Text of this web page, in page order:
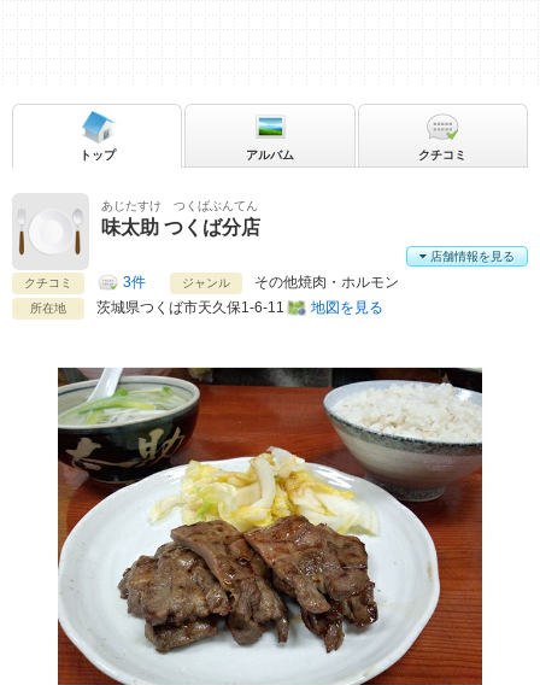
あじたすけ つくばぶんてん
味太助 つくば分店
クチコミ 3件 ジャンル その他焼肉・ホルモン
所在地 茨城県つくば市天久保1-6-11 地図を見る
店舗情報を見る
トップ アルバム クチコミ